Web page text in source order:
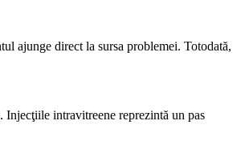
ajunge direct la sursa problemei. Totodată,
intravitreene reprezintă un pas